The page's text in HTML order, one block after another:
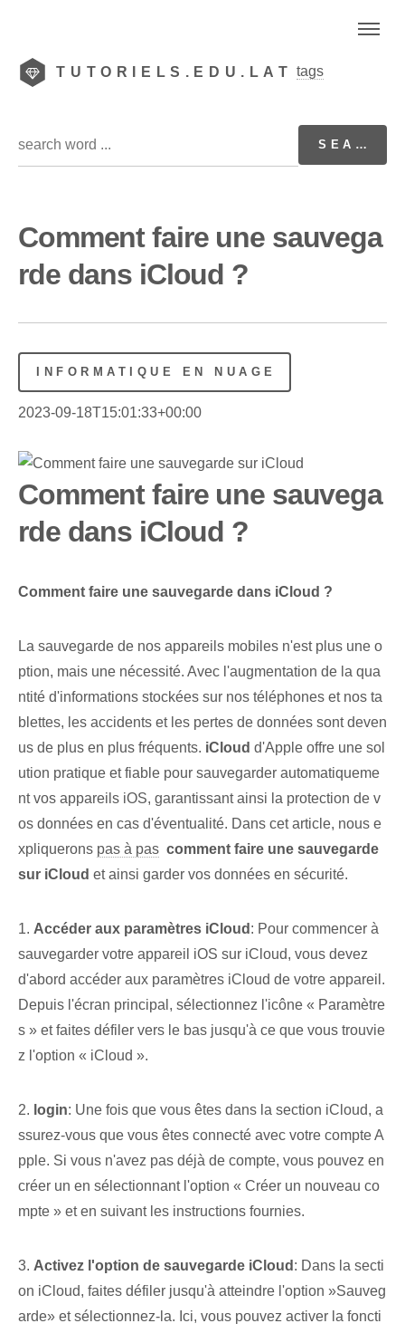
TUTORIELS.EDU.LAT tags
Comment faire une sauvega
rde dans iCloud ?
INFORMATIQUE EN NUAGE
2023-09-18T15:01:33+00:00
Comment faire une sauvega
rde dans iCloud ?
Comment faire une sauvegarde dans iCloud ?
La sauvegarde de nos appareils mobiles n'est plus une o
ption, mais une nécessité. Avec l'augmentation de la qua
ntité d'informations stockées sur nos téléphones et nos ta
blettes, les accidents et les pertes de données sont deven
us de plus en plus fréquents. iCloud d'Apple offre une sol
ution pratique et fiable pour sauvegarder automatiqueme
nt vos appareils iOS, garantissant ainsi la protection de v
os données en cas d'éventualité. Dans cet article, nous e
xpliquerons pas à pas comment faire une sauvegarde
sur iCloud et ainsi garder vos données en sécurité.
1. Accéder aux paramètres iCloud : Pour commencer à
sauvegarder votre appareil iOS sur iCloud, vous devez
d'abord accéder aux paramètres iCloud de votre appareil.
Depuis l'écran principal, sélectionnez l'icône « Paramètre
s » et faites défiler vers le bas jusqu'à ce que vous trouvie
z l'option « iCloud ».
2. login: Une fois que vous êtes dans la section iCloud, a
ssurez-vous que vous êtes connecté avec votre compte A
pple. Si vous n'avez pas déjà de compte, vous pouvez en
créer un en sélectionnant l'option « Créer un nouveau co
mpte » et en suivant les instructions fournies.
3. Activez l'option de sauvegarde iCloud : Dans la secti
on iCloud, faites défiler jusqu'à atteindre l'option ‍»Sauveg
arde» et sélectionnez-la. Ici, vous pouvez activer la foncti